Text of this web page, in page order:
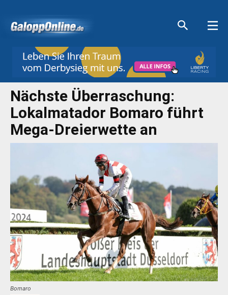
Nächste Überraschung:
Lokalmatador Bomaro führt
Mega-Dreierwette an
Bomaro